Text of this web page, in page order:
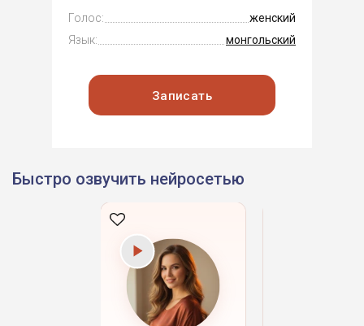
Голос:
женский
Язык:
монгольский
Записать
Быстро озвучить нейросетью